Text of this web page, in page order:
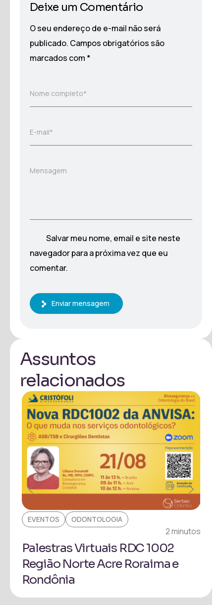
Deixe um Comentário
O seu endereço de e-mail não será
publicado. Campos obrigatórios são
marcados com *
Nome completo*
E-mail*
Mensagem
Salvar meu nome, email e site neste
navegador para a próxima vez que eu
comentar.
Enviar mensagem
Assuntos
relacionados
EVENTOS ODONTOLOGIA
2 minutos
Palestras Virtuais RDC 1002
Região Norte Acre Roraima e
Rondônia